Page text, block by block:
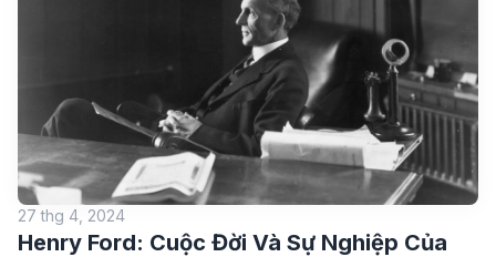
27 thg 4, 2024
Henry Ford: Cuộc Đời Và Sự Nghiệp Của